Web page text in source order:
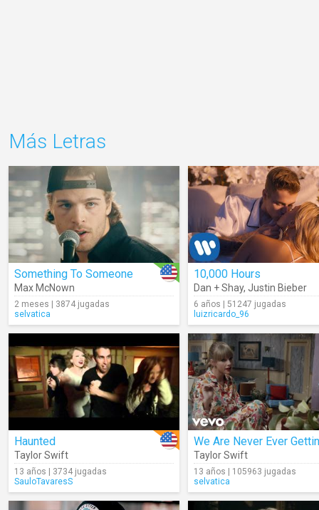
Más Letras
Something To Someone
Max McNown
2 meses | 3874 jugadas
selvatica
10,000 Hours
Dan + Shay, Justin Bieber
6 años | 51247 jugadas
luizricardo_96
Haunted
Taylor Swift
13 años | 3734 jugadas
SauloTavaresS
Taylor Swift
13 años | 105963 jugadas
selvatica